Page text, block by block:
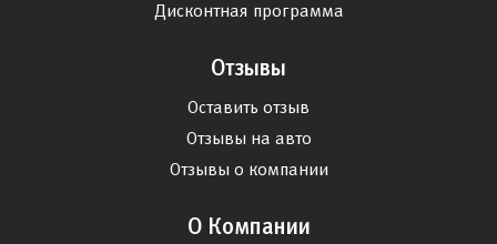
Дисконтная программа
Отзывы
Оставить отзыв
Отзывы на авто
Отзывы о компании
О Компании